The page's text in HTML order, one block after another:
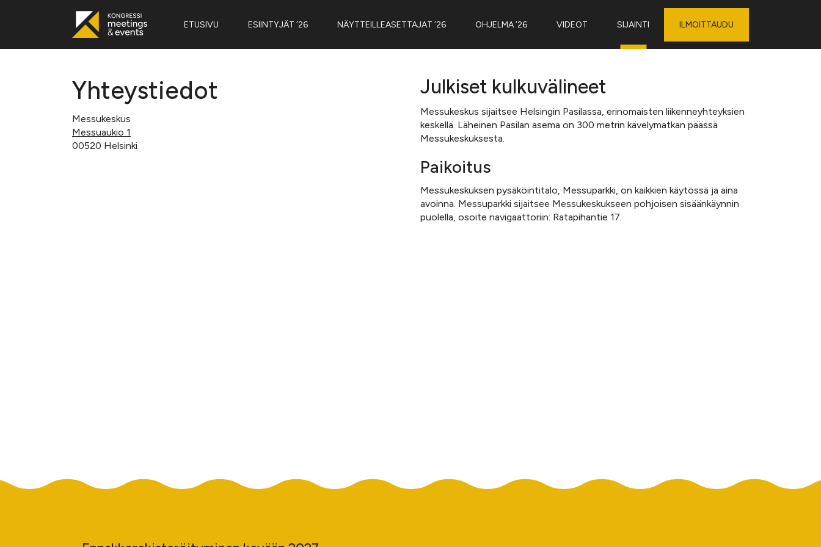
ETUSIVU ESIINTYJÄT ´26 NÄYTTEILLEASETTAJAT ´26 OHJELMA ’26 VIDEOT SIJAINTI ILMOITTAUDU
Yhteystiedot
Messukeskus
Messuaukio 1
00520 Helsinki
Julkiset kulkuvälineet
Messukeskus sijaitsee Helsingin Pasilassa, erinomaisten liikenneyhteyksien
keskellä. Läheinen Pasilan asema on 300 metrin kävelymatkan päässä
Messukeskuksesta.
Paikoitus
Messukeskuksen pysäköintitalo, Messuparkki, on kaikkien käytössä ja aina
avoinna. Messuparkki sijaitsee Messukeskukseen pohjoisen sisäänkäynnin
puolella, osoite navigaattoriin: Ratapihantie 17.